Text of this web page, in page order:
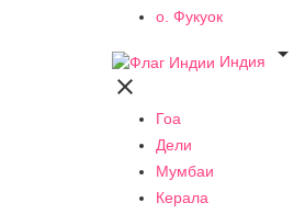
о. Фукуок
Индия


Гоа
Дели
Мумбаи
Керала